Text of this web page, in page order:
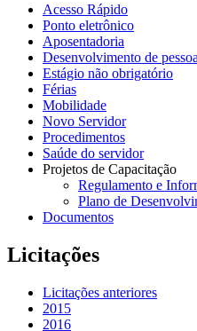
Acesso Rápido
Ponto eletrônico
Aposentadoria
Desenvolvimento de
Estágio não obrigatório
Férias
Mobilidade
Novo Servidor
Procedimentos
Saúde do servidor
Projetos de Capacitação
Regulamento e
Plano de
Documentos
Licitações
Licitações anteriores
2015
2016